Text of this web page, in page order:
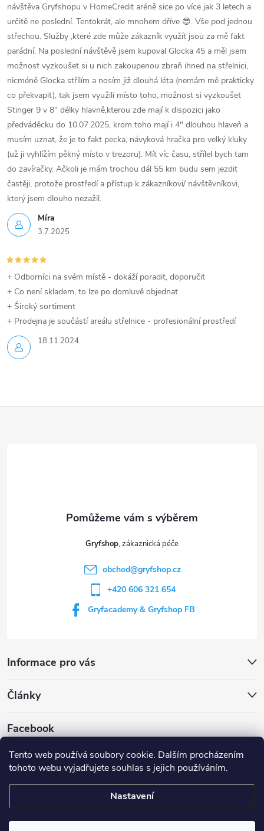
Tento web používá soubory cookie. Dalším procházením
tohoto webu vyjadřujete souhlas s jejich používáním.
Nastavení
Míra
3.7.2025
návštěva Gryfshopu v HomeCredit aréně sice po více jak 3 letech a
určitě ne poslední. Tentokrát, ale mnohem dříve 😎. Vše pod jednou
střechou. Služby ,které zde může zákazník využít jsou za mě fakt
parádní. Na poslední návštěvě jsem kupoval Glocka 45 a měl jsem
možnost vyzkoušet si u nich zakoupenou zbraň ihned na střelnici,
nicméně Glocka střílím a nosím již dlouhá léta (nemám mě prakticky
co překvapit), tak jsem využili místo toho, možnost si vyzkoušet
Stinger 9 v 8" délky hlavně,kterou zde mají k dispozici jako
předváděcku do 10.07.2025, krom toho mají i 4" dlouhou hlaveň a
musím uznat, že je to fakt pecka, návyková hračka pro velký kluky
(už ji vyhlížím pěkný místo v trezoru). Mít víc času, střílel bych tam
do zavíračky. Ačkoli je mám trochou dál 55 km budu sem jezdit
častěji, protože prostředí a přístup k zákazníkovi/ návštěvníkovi,
který jsem dlouho nezažil.
18.11.2024
+ Odborníci na svém místě - dokáží poradit, doporučit
+ Co není skladem, to lze po domluvě objednat
+ Široký sortiment
+ Prodejna je součástí areálu střelnice - profesionální prostředí
Informace pro vás
Gryfshop
obchod@gryfshop.cz
+420 606 321 654
Gryfacademy & Gryfshop FB
Články
Facebook
Copyright 2026Gryf shop. Všechna práva vyhrazena.